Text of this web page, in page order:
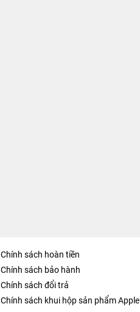
Chính sách hoàn tiền
Chính sách bảo hành
Chính sách đổi trả
Chính sách khui hộp sản phẩm Apple